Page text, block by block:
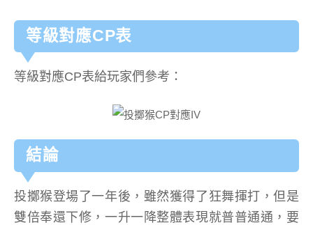
等級對應CP表
等級對應CP表給玩家們參考：
結論
投擲猴登場了一年後，雖然獲得了狂舞揮打，但是
雙倍奉還下修，一升一降整體表現就普普通通，要